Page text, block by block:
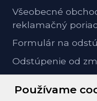
Používame
Všeobecné
reklamačný
Formulár na
Odstúpenie od